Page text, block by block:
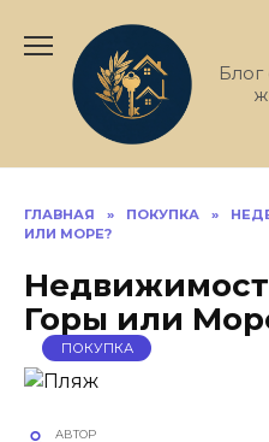
содержанию
ГЛАВНАЯ » ПОКУПКА »
ИЛИ МОРЕ?
Горы или
ПОКУПКА
АВТОР